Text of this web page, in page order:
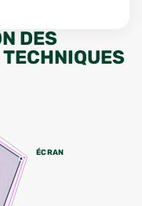
DES
ÉCRAN